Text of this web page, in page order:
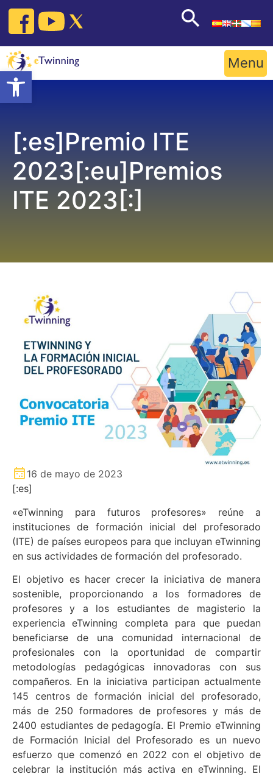
Open toolbar
Skip
content
Menu
[:es]Premio ITE
2023[:eu]Premios
ITE 2023[:]
16 de mayo de 2023
[:es]
«eTwinning para futuros profesores» reúne a
instituciones de formación inicial del profesorado
(ITE) de países europeos para que incluyan eTwinning
en sus actividades de formación del profesorado.
El objetivo es hacer crecer la iniciativa de manera
sostenible, proporcionando a los formadores de
profesores y a los estudiantes de magisterio la
experiencia eTwinning completa para que puedan
beneficiarse de una comunidad internacional de
profesionales con la oportunidad de compartir
metodologías pedagógicas innovadoras con sus
compañeros. En la iniciativa participan actualmente
145 centros de formación inicial del profesorado,
más de 250 formadores de profesores y más de
2400 estudiantes de pedagogía. El Premio eTwinning
de Formación Inicial del Profesorado es un nuevo
esfuerzo que comenzó en 2022 con el objetivo de
celebrar la institución más activa en eTwinning. El